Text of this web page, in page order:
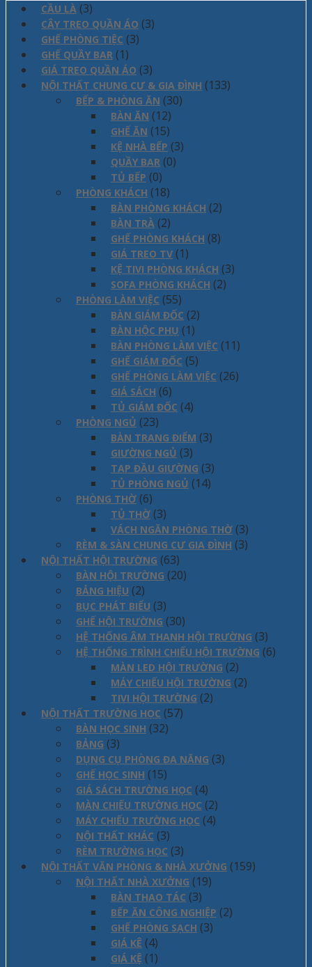
CẦU LÀ (3)
CÂY TREO QUẦN ÁO (3)
GHẾ PHÒNG TIỆC (3)
GHẾ QUẦY BAR (1)
GIÁ TREO QUẦN ÁO (3)
NỘI THẤT CHUNG CƯ & GIA ĐÌNH (133)
BẾP & PHÒNG ĂN (30)
BÀN ĂN (12)
GHẾ ĂN (15)
KỆ NHÀ BẾP (3)
QUẦY BAR (0)
TỦ BẾP (0)
PHÒNG KHÁCH (18)
BÀN PHÒNG KHÁCH (2)
BÀN TRÀ (2)
GHẾ PHÒNG KHÁCH (8)
GIÁ TREO TV (1)
KỆ TIVI PHÒNG KHÁCH (3)
SOFA PHÒNG KHÁCH (2)
PHÒNG LÀM VIỆC (55)
BÀN GIÁM ĐỐC (2)
BÀN HỘC PHỤ (1)
BÀN PHÒNG LÀM VIỆC (11)
GHẾ GIÁM ĐỐC (5)
GHẾ PHÒNG LÀM VIỆC (26)
GIÁ SÁCH (6)
TỦ GIÁM ĐỐC (4)
PHÒNG NGỦ (23)
BÀN TRANG ĐIỂM (3)
GIƯỜNG NGỦ (3)
TAP ĐẦU GIƯỜNG (3)
TỦ PHÒNG NGỦ (14)
PHÒNG THỜ (6)
TỦ THỜ (3)
VÁCH NGĂN PHÒNG THỜ (3)
RÈM & SÀN CHUNG CƯ GIA ĐÌNH (3)
NỘI THẤT HỘI TRƯỜNG (63)
BÀN HỘI TRƯỜNG (20)
BẢNG HIỆU (2)
BỤC PHÁT BIỂU (3)
GHẾ HỘI TRƯỜNG (30)
HỆ THỐNG ÂM THANH HỘI TRƯỜNG (3)
HỆ THỐNG TRÌNH CHIẾU HỘI TRƯỜNG (6)
MÀN LED HỘI TRƯỜNG (2)
MÁY CHIẾU HỘI TRƯỜNG (2)
TIVI HỘI TRƯỜNG (2)
NỘI THẤT TRƯỜNG HỌC (57)
BÀN HỌC SINH (32)
BẢNG (3)
DỤNG CỤ PHÒNG ĐA NĂNG (3)
GHẾ HỌC SINH (15)
GIÁ SÁCH TRƯỜNG HỌC (4)
MÀN CHIẾU TRƯỜNG HỌC (2)
MÁY CHIẾU TRƯỜNG HỌC (4)
NỘI THẤT KHÁC (3)
RÈM TRƯỜNG HỌC (3)
NỘI THẤT VĂN PHÒNG & NHÀ XƯỞNG (159)
NỘI THẤT NHÀ XƯỞNG (19)
BÀN THAO TÁC (3)
BẾP ĂN CÔNG NGHIỆP (2)
GHẾ PHÒNG SẠCH (3)
GIÁ KÊ (4)
GIÁ KỆ (1)